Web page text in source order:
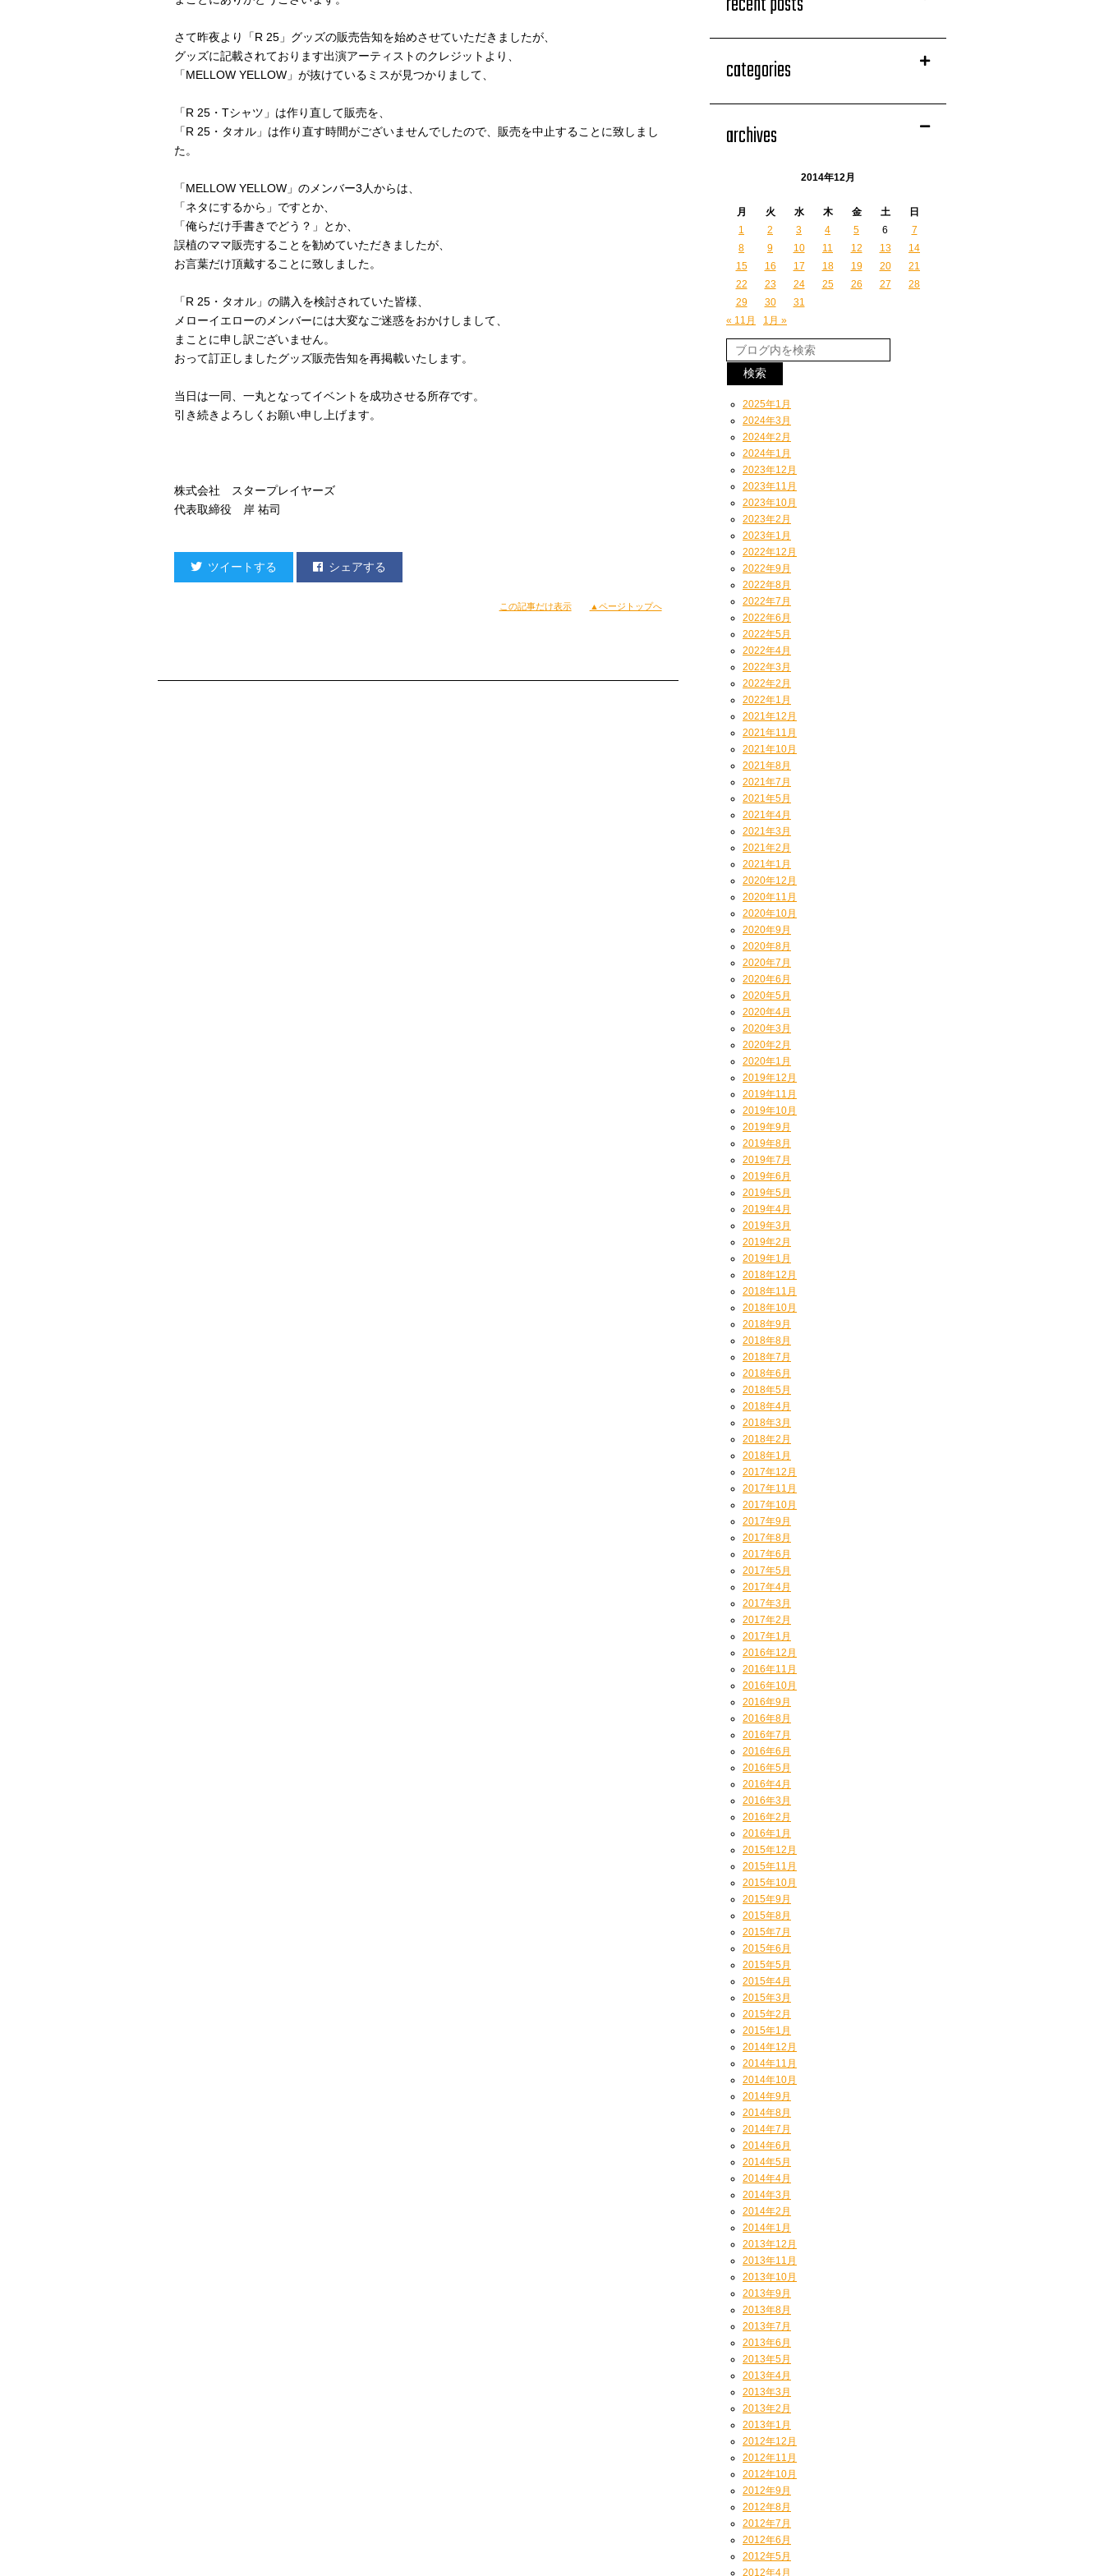
さて昨夜より「R 25」グッズの販売告知を始めさせていただきましたが、
グッズに記載されております出演アーティストのクレジットより、
「MELLOW YELLOW」が抜けているミスが見つかりまして、
「R 25・Tシャツ」は作り直して販売を、
「R 25・タオル」は作り直す時間がございませんでしたので、販売を中止することに致しまし
た。
「MELLOW YELLOW」のメンバー3人からは、
「ネタにするから」ですとか、
「俺らだけ手書きでどう？」とか、
誤植のママ販売することを勧めていただきましたが、
お言葉だけ頂戴することに致しました。
「R 25・タオル」の購入を検討されていた皆様、
メローイエローのメンバーには大変なご迷惑をおかけしまして、
まことに申し訳ございません。
おって訂正しましたグッズ販売告知を再掲載いたします。
当日は一同、一丸となってイベントを成功させる所存です。
引き続きよろしくお願い申し上げます。
株式会社 スタープレイヤーズ
代表取締役 岸 祐司
ツイートする シェアする
この記事だけ表示 ▲ページトップへ
categories
archives
2014年12月
月 火 水 木 金 土
日
1
2 3 4 5 6
7
8
9 10 11 12 13
14
15
16 17 18 19 20
21
22
23 24 25 26 27
28
29
30
31
« 11月
1月 »
2025年1月
2024年3月
2024年2月
2024年1月
2023年12月
2023年11月
2023年10月
2023年2月
2023年1月
2022年12月
2022年9月
2022年8月
2022年7月
2022年6月
2022年5月
2022年4月
2022年3月
2022年2月
2022年1月
2021年12月
2021年11月
2021年10月
2021年8月
2021年7月
2021年5月
2021年4月
2021年3月
2021年2月
2021年1月
2020年12月
2020年11月
2020年10月
2020年9月
2020年8月
2020年7月
2020年6月
2020年5月
2020年4月
2020年3月
2020年2月
2020年1月
2019年12月
2019年11月
2019年10月
2019年9月
2019年8月
2019年7月
2019年6月
2019年5月
2019年4月
2019年3月
2019年2月
2019年1月
2018年12月
2018年11月
2018年10月
2018年9月
2018年8月
2018年7月
2018年6月
2018年5月
2018年4月
2018年3月
2018年2月
2018年1月
2017年12月
2017年11月
2017年10月
2017年9月
2017年8月
2017年6月
2017年5月
2017年4月
2017年3月
2017年2月
2017年1月
2016年12月
2016年11月
2016年10月
2016年9月
2016年8月
2016年7月
2016年6月
2016年5月
2016年4月
2016年3月
2016年2月
2016年1月
2015年12月
2015年11月
2015年10月
2015年9月
2015年8月
2015年7月
2015年6月
2015年5月
2015年4月
2015年3月
2015年2月
2015年1月
2014年12月
2014年11月
2014年10月
2014年9月
2014年8月
2014年7月
2014年6月
2014年5月
2014年4月
2014年3月
2014年2月
2014年1月
2013年12月
2013年11月
2013年10月
2013年9月
2013年8月
2013年7月
2013年6月
2013年5月
2013年4月
2013年3月
2013年2月
2013年1月
2012年12月
2012年11月
2012年10月
2012年9月
2012年8月
2012年7月
2012年6月
2012年5月
2012年4月